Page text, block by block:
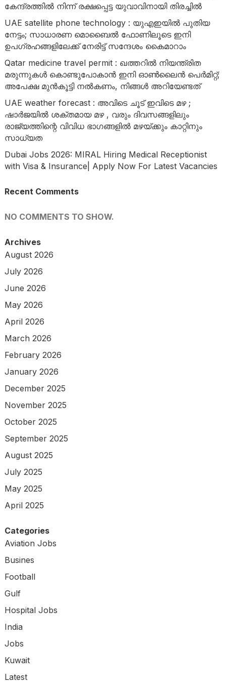
കേന്ദ്രത്തിൽ നിന്ന് രക്ഷപ്പെട്ട യുവാവിനായി തിരച്ചിൽ
UAE satellite phone technology : യുഎഇയിൽ പുതിയ
നേട്ടം; സാധാരണ മൊബൈൽ ഫോണിലൂടെ ഇനി
ഉപഗ്രഹങ്ങളിലേക്ക് നേരിട്ട് സന്ദേശം കൈമാറാം
Qatar medicine travel permit : ഖത്തറിൽ നിയന്ത്രിത
മരുന്നുകൾ കൊണ്ടുപോകാൻ ഇനി ഓൺലൈൻ പെർമിറ്റ്;
അപേക്ഷ മുൻകൂട്ടി നൽകണം, നിങ്ങൾ അറിയേണ്ടത്
UAE weather forecast : അവിടെ ചൂട് ഇവിടെ മഴ ;
ഷാർജയിൽ ശക്തമായ മഴ , വരും ദിവസങ്ങളിലും
രാജ്യത്തിന്റെ വിവിധ ഭാഗങ്ങളിൽ മഴയ്ക്കും കാറ്റിനും
സാധ്യത
Dubai Jobs 2026: MIRAL Hiring Medical Receptionist
with Visa & Insurance| Apply Now For Latest Vacancies
Recent Comments
NO COMMENTS TO SHOW.
Archives
August 2026
July 2026
June 2026
May 2026
April 2026
March 2026
February 2026
January 2026
December 2025
November 2025
October 2025
September 2025
August 2025
July 2025
May 2025
April 2025
Categories
Aviation Jobs
Busines
Football
Gulf
Hospital Jobs
India
Jobs
Kuwait
Latest